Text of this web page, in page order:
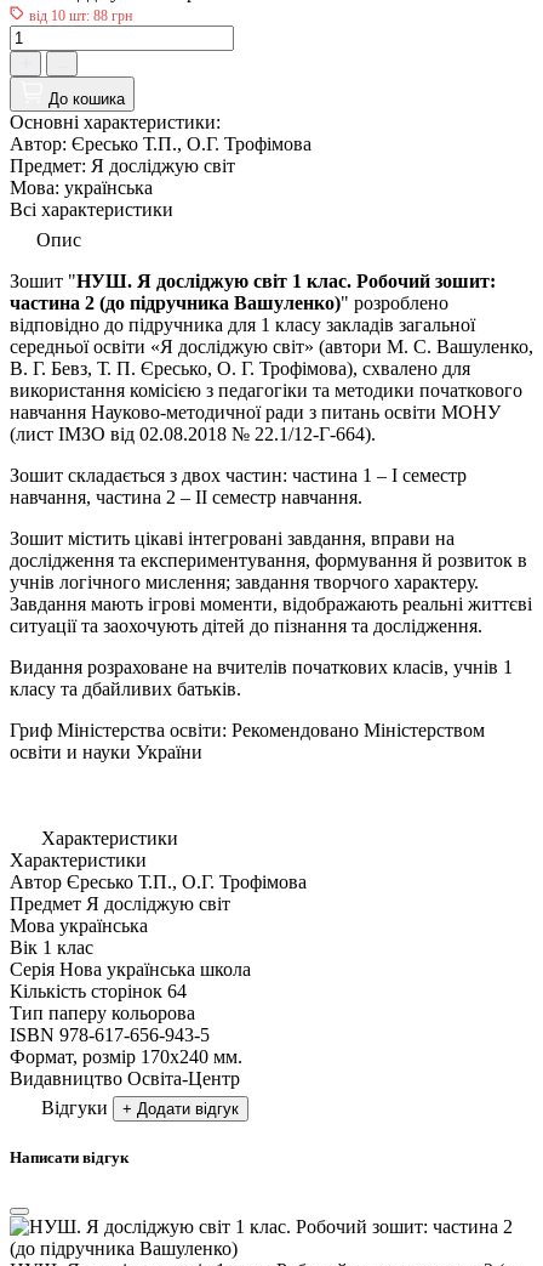
від 10 шт: 88 грн
До кошика
Основні характеристики:
Автор: Єресько Т.П., О.Г. Трофімова
Предмет: Я досліджую світ
Мова: українська
Всі характеристики
Опис
Зошит "НУШ. Я досліджую світ 1 клас. Робочий зошит:
частина 2 (до підручника Вашуленко)" розроблено
відповідно до підручника для 1 класу закладів загальної
середньої освіти «Я досліджую світ» (автори М. С. Вашуленко,
В. Г. Бевз, Т. П. Єресько, О. Г. Трофімова), схвалено для
використання комісією з педагогіки та методики початкового
навчання Науково-методичної ради з питань освіти МОНУ
(лист ІМЗО від 02.08.2018 № 22.1/12-Г-664).
Зошит складається з двох частин: частина 1 – І семестр
навчання, частина 2 – ІІ семестр навчання.
Зошит містить цікаві інтегровані завдання, вправи на
дослідження та експериментування, формування й розвиток в
учнів логічного мислення; завдання творчого характеру.
Завдання мають ігрові моменти, відображають реальні життєві
ситуації та заохочують дітей до пізнання та дослідження.
Видання розраховане на вчителів початкових класів, учнів 1
класу та дбайливих батьків.
Гриф Міністерства освіти: Рекомендовано Міністерством
освіти и науки України
Характеристики
Характеристики
Автор Єресько Т.П., О.Г. Трофімова
Предмет Я досліджую світ
Мова українська
Вік 1 клас
Серія Нова українська школа
Кількість сторінок 64
Тип паперу кольорова
ISBN 978-617-656-943-5
Формат, розмір 170х240 мм.
Видавництво Освіта-Центр
Відгуки
+ Додати відгук
Написати відгук